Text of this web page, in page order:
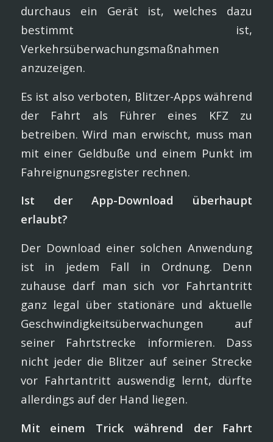
durchaus ein Gerät ist, welches dazu
bestimmt ist,
Verkehrsüberwachungsmaßnahmen
anzuzeigen.
Es ist also verboten, Blitzer-Apps während
der Fahrt als Führer eines KFZ zu
betreiben. Wird man erwischt, muss man
mit einer Geldbuße und einem Punkt im
Fahreignungsregister rechnen.
Ist der App-Download überhaupt
erlaubt?
Der Download einer solchen Anwendung
ist in jedem Fall in Ordnung. Denn
zuhause darf man sich vor Fahrtantritt
ganz legal über stationäre und aktuelle
Geschwindigkeitsüberwachungen auf
seiner Fahrtstrecke informieren. Dass
nicht jeder die Blitzer auf seiner Strecke
vor Fahrtantritt auswendig lernt, dürfte
allerdings auf der Hand liegen.
Mit einem Trick während der Fahrt